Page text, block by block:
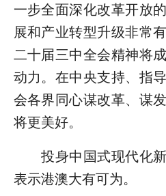
一步全面深化改革开放
展和产业转型升级非常
二十届三中全会精神将
动力。在中央支持、指
会各界同心谋改革、谋
将更美好。
投身中国式现代化新
表示港澳大有可为。